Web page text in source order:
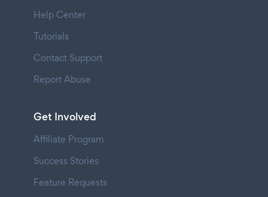
Help Center
Tutorials
Contact Support
Report Abuse
Get Involved
Affiliate Program
Success Stories
Feature Requests